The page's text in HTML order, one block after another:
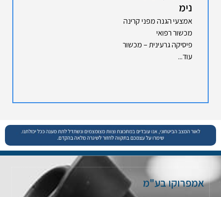
נימ
אמצעי הגנה מפני קרינה
מכשור רפואי
פיסיקה גרעינית – מכשור
עוד...
אמפרוקו בע"מ